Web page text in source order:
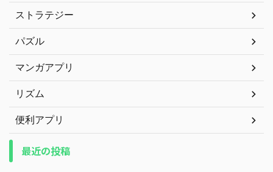
ストラテジー
パズル
マンガアプリ
リズム
便利アプリ
最近の投稿